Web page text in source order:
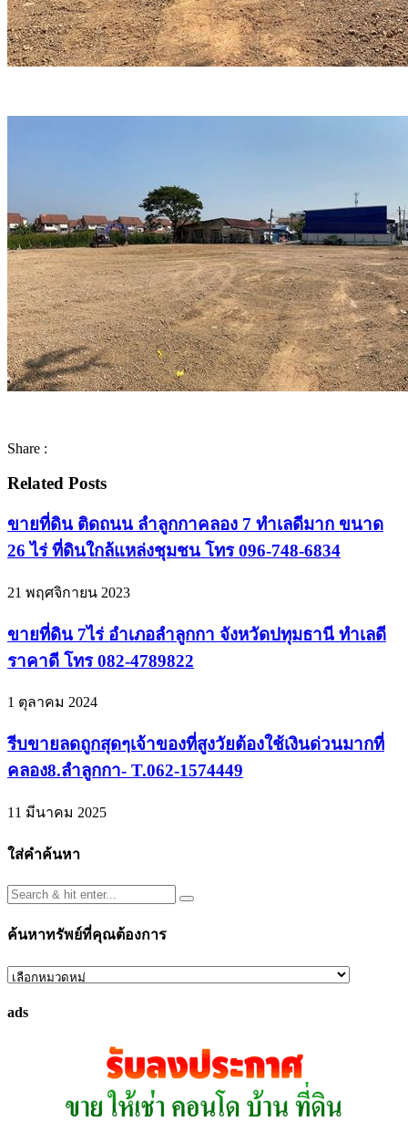
Share :
Related Posts
ขายที่ดิน ติดถนน ลำลูกกาคลอง 7 ทำเลดีมาก ขนาด
26 ไร่ ที่ดินใกล้แหล่งชุมชน โทร 096-748-6834
21 พฤศจิกายน 2023
ขายที่ดิน 7ไร่ อำเภอลำลูกกา จังหวัดปทุมธานี ทำเลดี
ราคาดี โทร 082-4789822
1 ตุลาคม 2024
รีบขายลดถูกสุดๆเจ้าของที่สูงวัยต้องใช้เงินด่วนมากที่
คลอง8.ลำลูกกา- T.062-1574449
11 มีนาคม 2025
ใส่คำค้นหา
ค้นหาทรัพย์ที่คุณต้องการ
ค้นหา
ที่
ads